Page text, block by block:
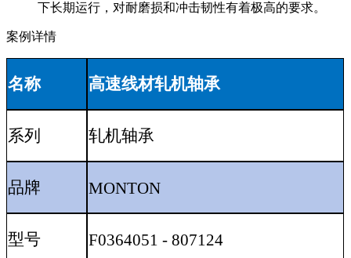
下长期运行，对耐磨损和冲击韧性有着极高的要求。
案例详情
名称 高速线材轧机轴承
系列 轧机轴承
品牌 MONTON
型号 F0364051 - 807124